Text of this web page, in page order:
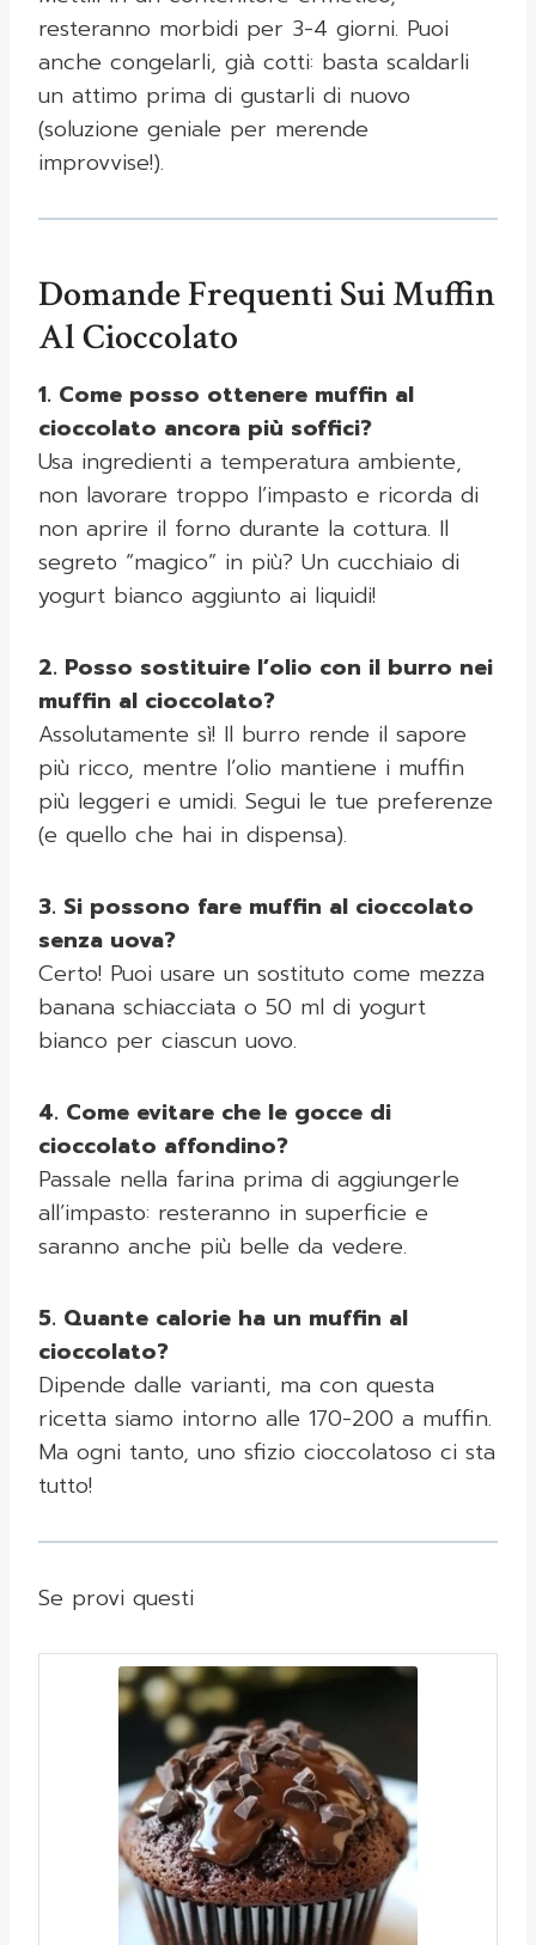
resteranno morbidi per 3-4 giorni. Puoi
anche congelarli, già cotti: basta scaldarli
un attimo prima di gustarli di nuovo
(soluzione geniale per merende
improvvise!).
Domande Frequenti Sui Muffin
Al Cioccolato
1. Come posso ottenere muffin al
cioccolato ancora più soffici?
Usa ingredienti a temperatura ambiente,
non lavorare troppo l’impasto e ricorda di
non aprire il forno durante la cottura. Il
segreto “magico” in più? Un cucchiaio di
yogurt bianco aggiunto ai liquidi!
2. Posso sostituire l’olio con il burro nei
muffin al cioccolato?
Assolutamente sì! Il burro rende il sapore
più ricco, mentre l’olio mantiene i muffin
più leggeri e umidi. Segui le tue preferenze
(e quello che hai in dispensa).
3. Si possono fare muffin al cioccolato
senza uova?
Certo! Puoi usare un sostituto come mezza
banana schiacciata o 50 ml di yogurt
bianco per ciascun uovo.
4. Come evitare che le gocce di
cioccolato affondino?
Passale nella farina prima di aggiungerle
all’impasto: resteranno in superficie e
saranno anche più belle da vedere.
5. Quante calorie ha un muffin al
cioccolato?
Dipende dalle varianti, ma con questa
ricetta siamo intorno alle 170-200 a muffin.
Ma ogni tanto, uno sfizio cioccolatoso ci sta
tutto!
Se provi questi